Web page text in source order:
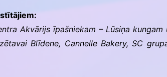
Akvārijs īpašniekam – Lūsiņa
Blīdene, Cannelle Bakery, SC